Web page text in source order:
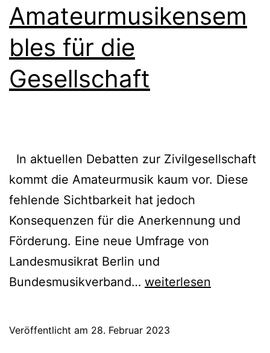
Amateurmusikensem
bles für die
Gesellschaft
In aktuellen Debatten zur Zivilgesellschaft
kommt die Amateurmusik kaum vor. Diese
fehlende Sichtbarkeit hat jedoch
Konsequenzen für die Anerkennung und
Förderung. Eine neue Umfrage von
Landesmusikrat Berlin und
Bundesmusikverband… »Thank
weiterlesen
Veröffentlicht am 28. Februar 2023